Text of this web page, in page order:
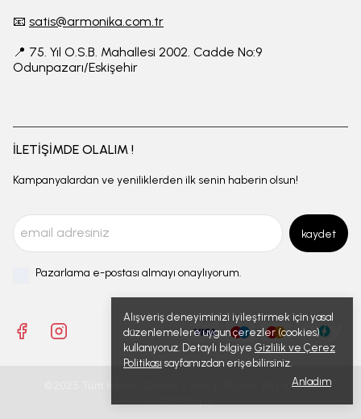
Alışveriş deneyiminizi iyileştirmek için yasal
düzenlemelere uygun çerezler (cookies)
kullanıyoruz. Detaylı bilgiye Gizlilik ve Çerez
Politikası sayfamızdan erişebilirsiniz.
Anladım
📧 satis@armonika.com.tr
📍 75. Yıl O.S.B. Mahallesi 2002. Cadde No:9
Odunpazarı/Eskişehir
İLETİŞİMDE OLALIM !
Kampanyalardan ve yeniliklerden ilk senin haberin olsun!
kaydet
Pazarlama e-postası almayı onaylıyorum.
Altyapısı ile